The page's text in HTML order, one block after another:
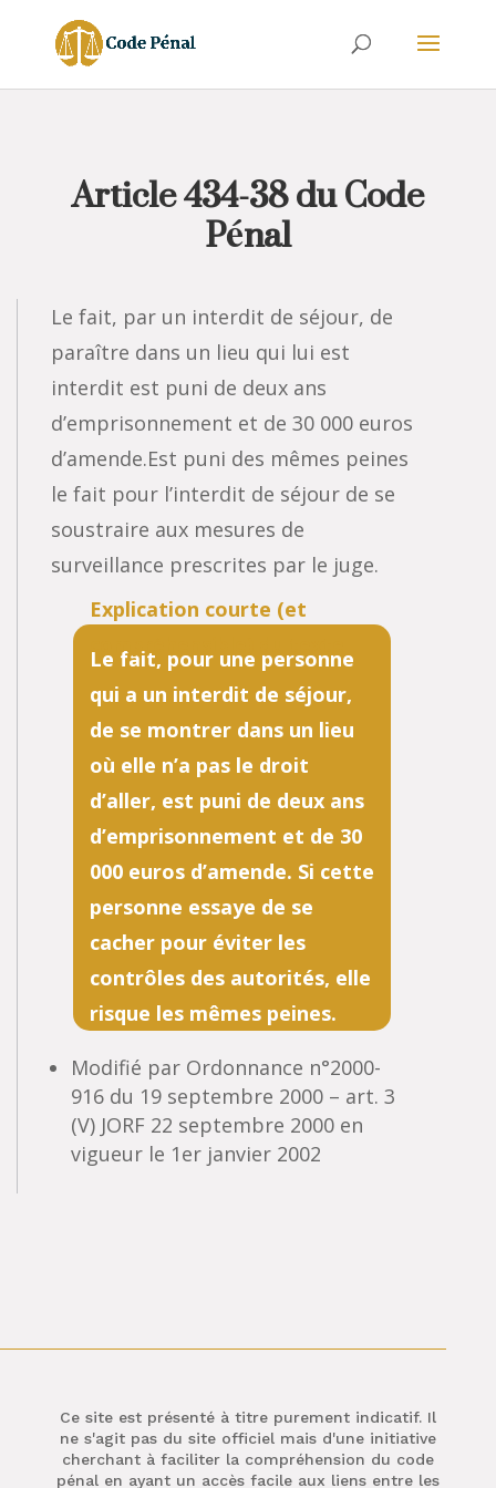
Article 434-38 du Code
Pénal
Le fait, par un interdit de séjour, de
paraître dans un lieu qui lui est
interdit est puni de deux ans
d’emprisonnement et de 30 000 euros
d’amende.Est puni des mêmes peines
le fait pour l’interdit de séjour de se
soustraire aux mesures de
surveillance prescrites par le juge.
Le fait, pour une personne
qui a un interdit de séjour,
de se montrer dans un lieu
où elle n’a pas le droit
d’aller, est puni de deux ans
d’emprisonnement et de 30
000 euros d’amende. Si cette
personne essaye de se
cacher pour éviter les
contrôles des autorités, elle
risque les mêmes peines.
Modifié par Ordonnance n°2000-
916 du 19 septembre 2000 – art. 3
(V) JORF 22 septembre 2000 en
vigueur le 1er janvier 2002
Ce site est présenté à titre purement indicatif. Il
ne s'agit pas du site officiel mais d'une initiative
cherchant à faciliter la compréhension du code
pénal en ayant un accès facile aux liens entre les